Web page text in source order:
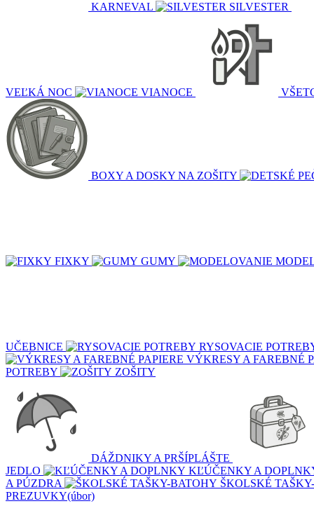
KARNEVAL SILVESTER
VEĽKÁ NOC VIANOCE
BOXY A DOSKY NA ZOŠITY
FIXKY GUMY
UČEBNICE
RYSOVACIE
VÝKRESY A FAREBNÉ
POTREBY
ZOŠITY
DÁŽDNIKY A PRŠÍPLÁŠTE
JEDLO
KĽÚČENKY A
A PÚZDRA
ŠKOLSKÉ
PREZUVKY(úbor)